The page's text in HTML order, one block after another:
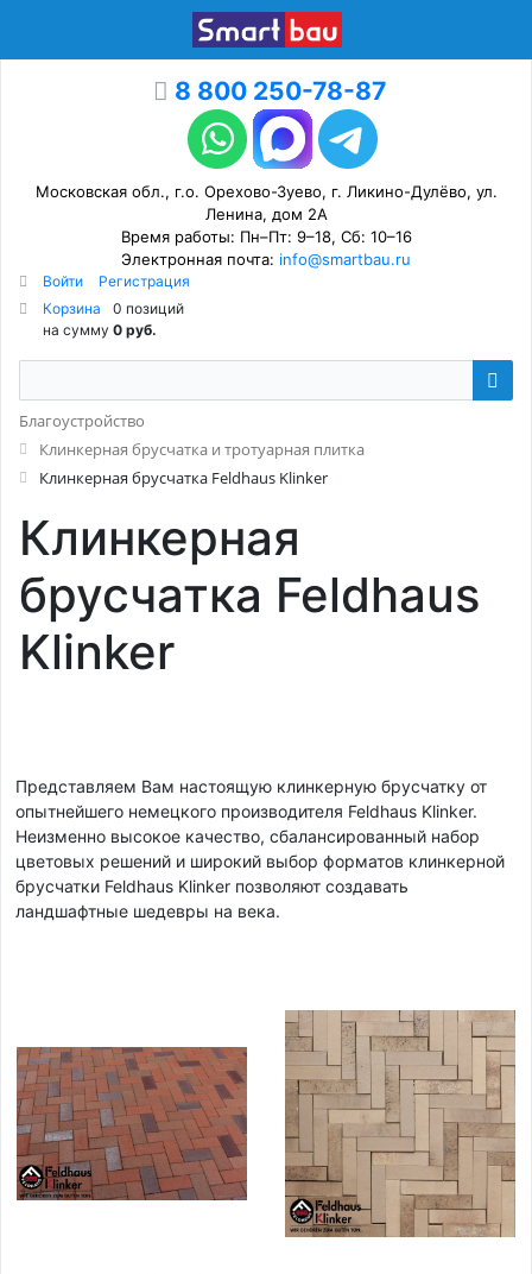
8 800 250-78-87
Московская обл., г.о. Орехово-Зуево, г. Ликино-Дулёво, ул.
Ленина, дом 2А
Время работы: Пн–Пт: 9–18, Сб: 10–16
Электронная почта: info@smartbau.ru
Войти
Регистрация
Корзина
0 позиций
на сумму 0 руб.
Благоустройство
Клинкерная брусчатка и тротуарная плитка
Клинкерная брусчатка Feldhaus Klinker
Клинкерная
брусчатка Feldhaus
Klinker
Представляем Вам настоящую клинкерную брусчатку от
опытнейшего немецкого производителя Feldhaus Klinker.
Неизменно высокое качество, сбалансированный набор
цветовых решений и широкий выбор форматов клинкерной
брусчатки Feldhaus Klinker позволяют создавать
ландшафтные шедевры на века.